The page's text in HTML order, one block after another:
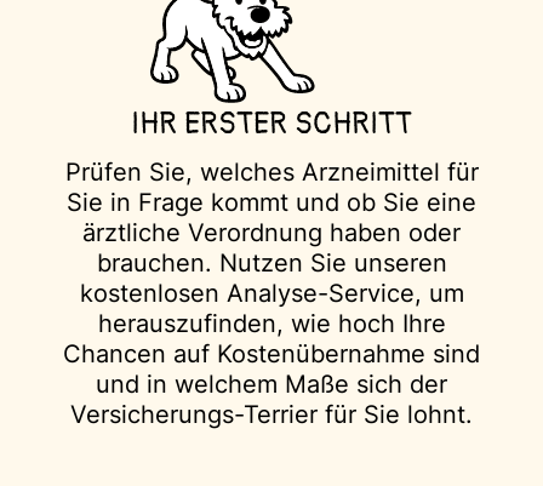
IHR ERSTER SCHRITT
Prüfen Sie, welches Arzneimittel für
Sie in Frage kommt und ob Sie eine
ärztliche Verordnung haben oder
brauchen. Nutzen Sie unseren
kostenlosen Analyse-Service, um
herauszufinden, wie hoch Ihre
Chancen auf Kostenübernahme sind
und in welchem Maße sich der
Versicherungs-Terrier für Sie lohnt.